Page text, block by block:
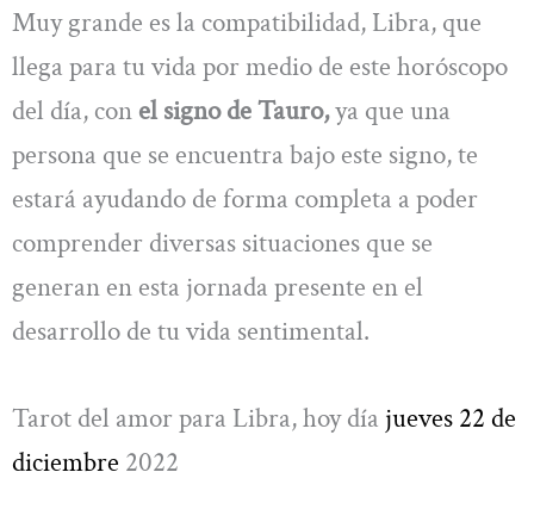
Muy grande es la compatibilidad, Libra, que
llega para tu vida por medio de este horóscopo
del día, con el signo de Tauro,ya que una
persona que se encuentra bajo este signo, te
estará ayudando de forma completa a poder
comprender diversas situaciones que se
generan en esta jornada presente en el
desarrollo de tu vida sentimental.
Tarot del amor para Libra, hoy día jueves 22 de
diciembre 2022